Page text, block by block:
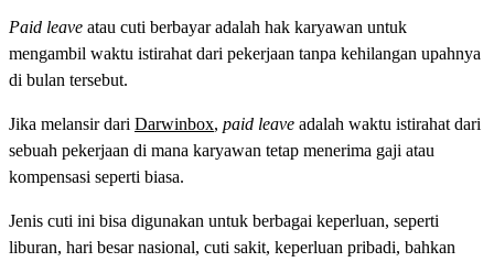
Paid leave atau cuti berbayar adalah hak karyawan untuk
mengambil waktu istirahat dari pekerjaan tanpa kehilangan upahnya
di bulan tersebut.
Jika melansir dari Darwinbox, paid leave adalah waktu istirahat dari
sebuah pekerjaan di mana karyawan tetap menerima gaji atau
kompensasi seperti biasa.
Jenis cuti ini bisa digunakan untuk berbagai keperluan, seperti
liburan, hari besar nasional, cuti sakit, keperluan pribadi, bahkan